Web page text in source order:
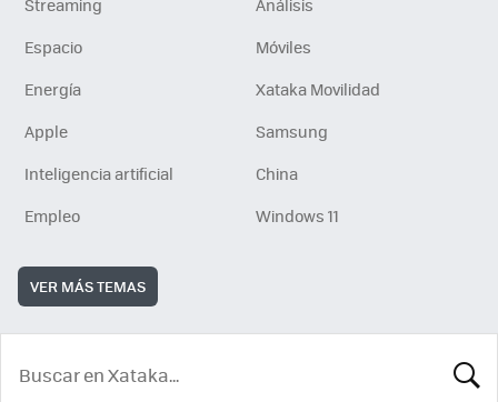
Streaming
Análisis
Espacio
Móviles
Energía
Xataka Movilidad
Apple
Samsung
Inteligencia artificial
China
Empleo
Windows 11
VER MÁS TEMAS